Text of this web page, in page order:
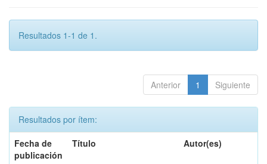
Resultados 1-1 de 1.
Anterior 1 Siguiente
Resultados por ítem:
Fecha de
publicación
Título Autor(es)